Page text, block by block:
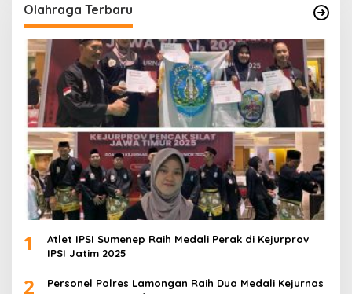
Olahraga Terbaru
1
Atlet IPSI Sumenep Raih Medali Perak di Kejurprov
IPSI Jatim 2025
2
Personel Polres Lamongan Raih Dua Medali Kejurnas